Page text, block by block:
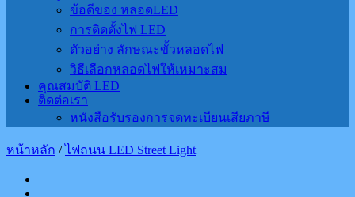
ข้อดีของ หลอดLED
การติดตั้งไฟ LED
ตัวอย่าง ลักษณะขั้วหลอดไฟ
วิธีเลือกหลอดไฟให้เหมาะสม
คุณสมบัติ LED
ติดต่อเรา
หนังสือรับรองการจดทะเบียนเสียภาษี
หน้าหลัก / ไฟถนน LED Street Light